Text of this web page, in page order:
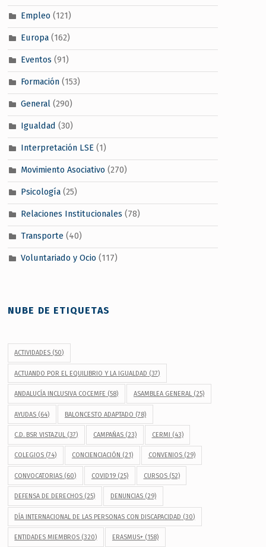
Empleo (121)
Europa(162)
Eventos (91)
Formación(153)
General(290)
Igualdad (30)
Interpretación LSE(1)
Movimiento Asociativo (270)
Psicología(25)
Relaciones Institucionales (78)
Transporte(40)
Voluntariado y Ocio (117)
NUBE DE ETIQUETAS
ACTIVIDADES (50)
ACTUANDO POR EL EQUILIBRIO Y LA IGUALDAD (37)
ANDALUCÍA INCLUSIVA COCEMFE (58) ASAMBLEA GENERAL(25)
AYUDAS (64) BALONCESTO ADAPTADO (78)
C.D. BSR VISTAZUL (37) CAMPAÑAS(23) CERMI (43)
COLEGIOS (74) CONCIENCIACIÓN (21) CONVENIOS(29)
CONVOCATORIAS (60) COVID19(25) CURSOS(52)
DEFENSA DE DERECHOS (25) DENUNCIAS(29)
DÍA INTERNACIONAL DE LAS PERSONAS CON DISCAPACIDAD (30)
ENTIDADES MIEMBROS (320) ERASMUS+(158)